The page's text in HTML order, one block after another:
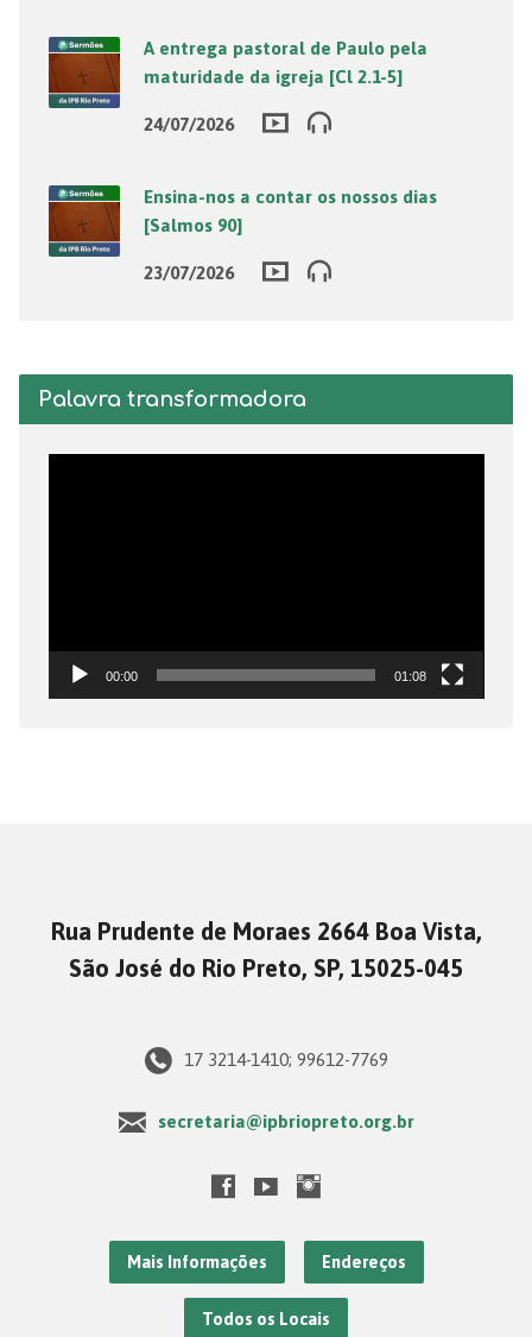
A entrega pastoral de Paulo pela
maturidade da igreja [Cl 2.1-5]
24/07/2026
Ensina-nos a contar os nossos dias
[Salmos 90]
23/07/2026
Palavra transformadora
00:00 01:08
Rua Prudente de Moraes 2664 Boa Vista,
São José do Rio Preto, SP, 15025-045
17 3214-1410; 99612-7769
secretaria@ipbriopreto.org.br
Mais Informações Endereços
Todos os Locais